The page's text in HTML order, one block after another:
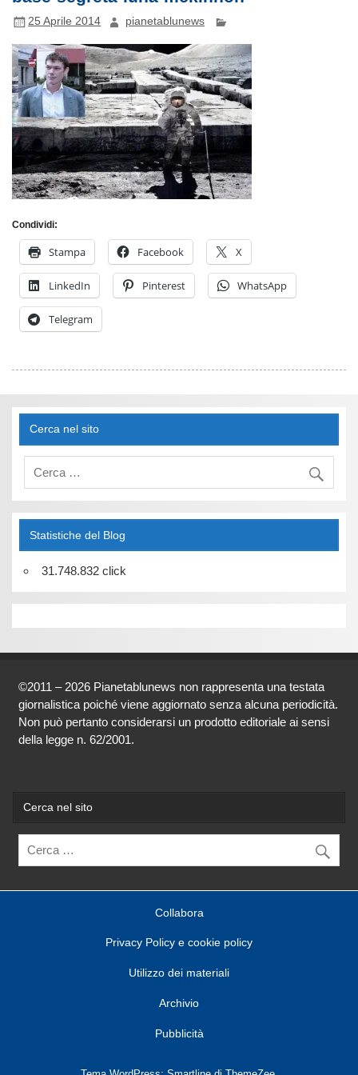
25 Aprile 2014 pianetablunews
Condividi:
Stampa Facebook X
LinkedIn Pinterest WhatsApp
Telegram
Cerca nel sito
Statistiche del Blog
31.748.832 click
©2011 – 2026 Pianetablunews non rappresenta una testata
giornalistica poiché viene aggiornato senza alcuna periodicità.
Non può pertanto considerarsi un prodotto editoriale ai sensi
della legge n. 62/2001.
Cerca nel sito
Collabora
Privacy Policy e cookie policy
Utilizzo dei materiali
Archivio
Pubblicità